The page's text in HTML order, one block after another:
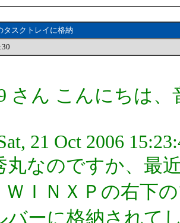
タスクトレイに格納
さん こんにちは
21 Oct 2006
丸なのですか、最
ＷＩＮＸＰの右下
バーに格納されて